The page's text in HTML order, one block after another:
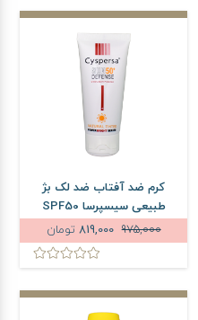
کرم ضد آفتاب ضد لک بژ
طبیعی سیسپرسا SPF50
حجم 50 میلی لیتر
975,000
819,000 تومان